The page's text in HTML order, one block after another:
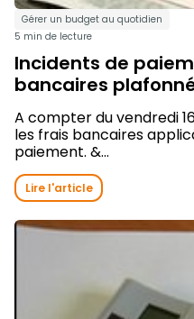
Gérer un budget au quotidien
5 min de lecture
Incidents de
bancaires
A compter du vendredi
les frais bancaires
paiement. &...
Lire l'article